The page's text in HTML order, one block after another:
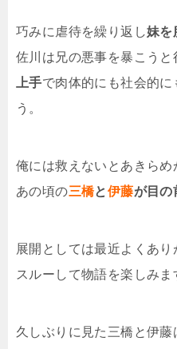
巧みに虐待を繰り返し妹を
佐川は兄の悪事を暴こうと
上手で肉体的にも社会的に
う。
俺には救えないとあきら
あの頃の三橋と伊藤が目の
展開としては最近よくあ
スルーして物語を楽しみま
久しぶりに見た三橋と伊